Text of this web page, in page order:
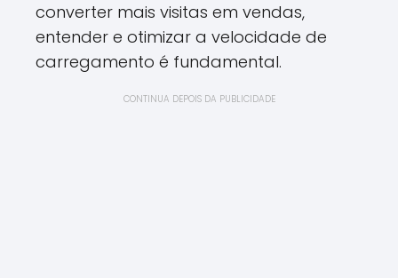
converter mais visitas em vendas,
entender e otimizar a velocidade de
carregamento é fundamental.
CONTINUA DEPOIS DA PUBLICIDADE